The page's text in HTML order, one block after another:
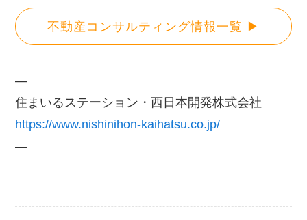
不動産コンサルティング情報一覧 ▶
—
住まいるステーション・西日本開発株式会社
https://www.nishinihon-kaihatsu.co.jp/
—